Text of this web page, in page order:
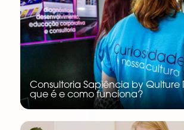
Consultoria Sapiência by Qulture
que é e como funciona?